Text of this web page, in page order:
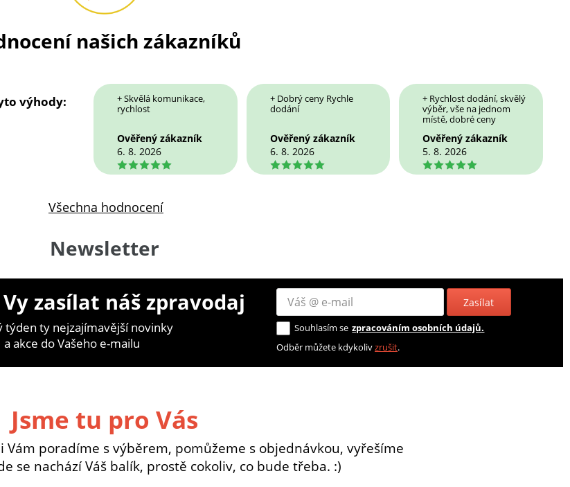
našich zákazníků
výhody:
+ Skvělá komunikace,
rychlost
Ověřený zákazník
6. 8. 2026
5
+ Dobrý ceny Rychle
dodání
Ověřený zákazník
6. 8. 2026
5
+ Rychlost dodání, skvělý
výběr, vše na jednom
místě, dobré ceny
Ověřený zákazník
5. 8. 2026
5
Všechna hodnocení
Newsletter
zasílat náš zpravodaj Zasílat
týden ty nejzajímavější novinky
a akce do Vašeho e-mailu
Souhlasím se zpracováním osobních údajů.
Odběr můžete kdykolivzrušit.
Jsme tu pro Vás
poradíme s výběrem, pomůžeme s objednávkou, vyřešíme
se nachází Váš balík, prostě cokoliv, co bude třeba. :)